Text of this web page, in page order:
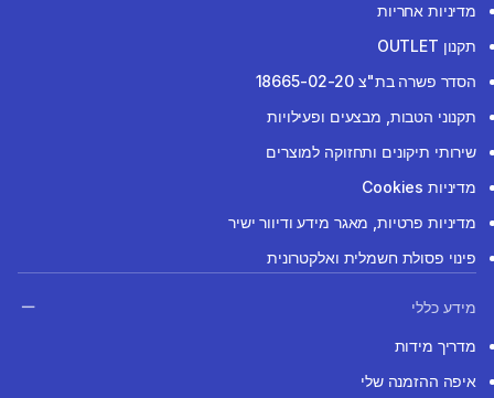
מדיניות אחריות
תקנון OUTLET
הסדר פשרה בת"צ 18665-02-20
תקנוני הטבות, מבצעים ופעילויות
שירותי תיקונים ותחזוקה למוצרים
מדיניות Cookies
מדיניות פרטיות, מאגר מידע ודיוור ישיר
פינוי פסולת חשמלית ואלקטרונית
מידע כללי
מדריך מידות
איפה ההזמנה שלי